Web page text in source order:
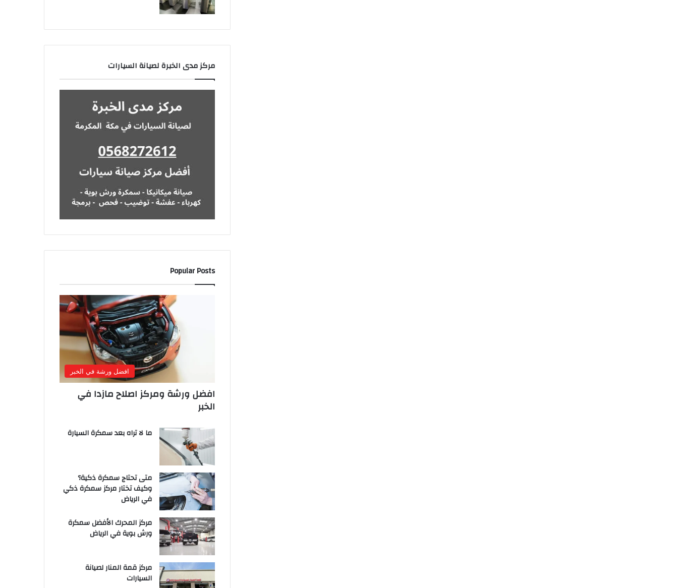
مركز مدى الخبرة لصيانة السيارات
Popular Posts
افضل ورشة في الخبر
افضل ورشة ومركز اصلاح مازدا في
الخبر
ما لا تراه بعد سمكرة السيارة
متى تحتاج سمكرة ذكية؟
وكيف تختار مركز سمكرة ذكي
في الرياض
مركز المحرك الأفضل سمكرة
ورش بوية في الرياض
مركز قمة المنار لصيانة
السيارات